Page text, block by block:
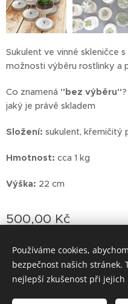
Sukulent ve vinné skleničce
možnosti výběru rostlinky a
Co znamená "bez výběru"
jaký je právě skladem
Složení: sukulent, křemičitý
Hmotnost: cca 1 kg
Výška: 22 cm
500,00Kč
Vytvořeno
Používáme cookies,
bezpečnost našich stránek.
nejlepší zkušenost při jejich